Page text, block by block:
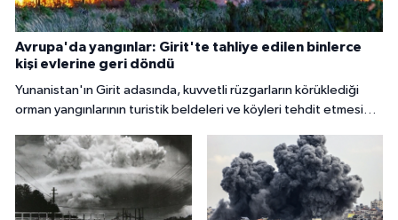
Avrupa'da yangınlar: Girit'te tahliye edilen binlerce
kişi evlerine geri döndü
Yunanistan'ın Girit adasında, kuvvetli rüzgarların körüklediği
orman yangınlarının turistik beldeleri ve köyleri tehdit etmesi